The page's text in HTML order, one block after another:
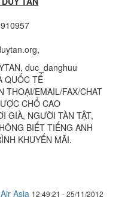
duc_danghuu
QUỐC TẾ
THOẠI/EMAIL/FAX/CHAT
CHỔ CAO
GIÀ, NGƯỜI TÀN TẬT,
BIẾT TIẾNG ANH
KHUYẾN MÃI.
Asia 12:49:21 - 25/11/2012